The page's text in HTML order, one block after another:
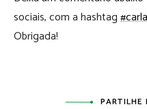
sociais, com a hashtag
Obrigada!
PARTILHE